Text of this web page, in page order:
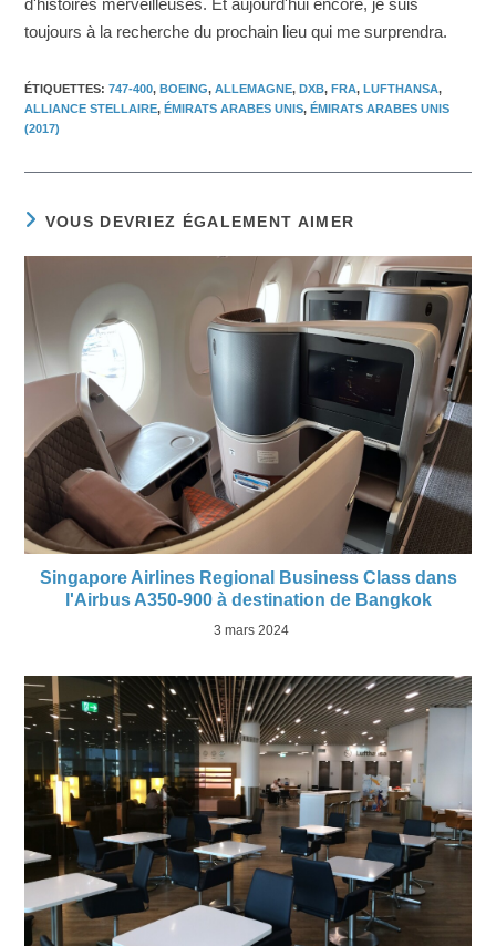
toujours à la recherche du prochain lieu qui me surprendra.
ÉTIQUETTES:747-400, BOEING, ALLEMAGNE, DXB, FRA, LUFTHANSA,
ALLIANCE STELLAIRE, ÉMIRATS ARABES UNIS, ÉMIRATS ARABES UNIS
(2017)
VOUS DEVRIEZ ÉGALEMENT AIMER
Singapore Airlines Regional Business Class dans
l'Airbus A350-900 à destination de Bangkok
3 mars 2024